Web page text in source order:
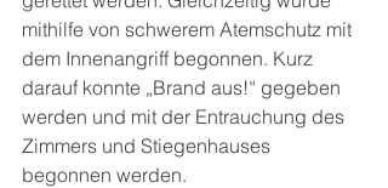
mithilfe von schwerem Atemschutz mit
dem Innenangriff begonnen. Kurz
darauf konnte „Brand aus!“ gegeben
werden und mit der Entrauchung des
Zimmers und Stiegenhauses
begonnen werden.